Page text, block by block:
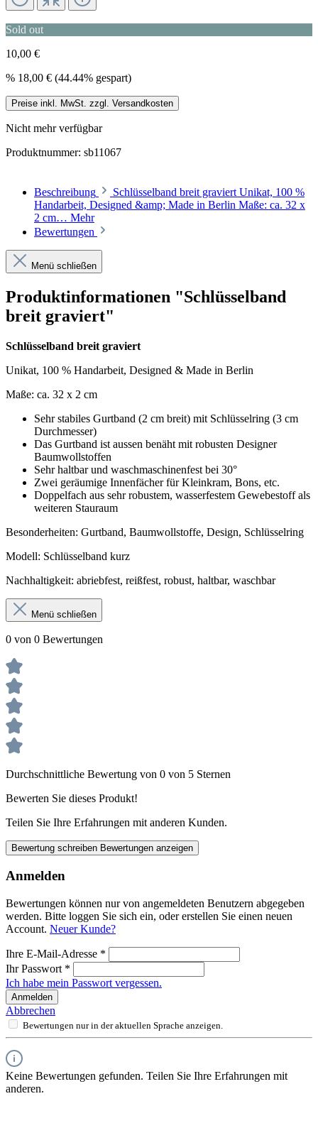
Sold out
10,00 €
% 18,00 € (44.44% gespart)
Preise inkl. MwSt. zzgl. Versandkosten
Nicht mehr verfügbar
Produktnummer: sb11067
Beschreibung
Schlüsselband breit graviert Unikat, 100 %
Handarbeit, Designed &amp; Made in Berlin Maße: ca. 32 x
2 cm… Mehr
Bewertungen
Menü schließen
Produktinformationen "Schlüsselband
breit graviert"
Schlüsselband breit graviert
Unikat, 100 % Handarbeit, Designed & Made in Berlin
Maße: ca. 32 x 2 cm
Sehr stabiles Gurtband (2 cm breit) mit Schlüsselring (3 cm
Durchmesser)
Das Gurtband ist aussen benäht mit robusten Designer
Baumwollstoffen
Sehr haltbar und waschmaschinenfest bei 30°
Zwei geräumige Innenfächer für Kleinkram, Bons, etc.
Doppelfach aus sehr robustem, wasserfestem Gewebestoff als
weiteren Stauraum
Besonderheiten: Gurtband, Baumwollstoffe, Design, Schlüsselring
Modell: Schlüsselband kurz
Nachhaltigkeit: abriebfest, reißfest, robust, haltbar, waschbar
Menü schließen
0 von 0 Bewertungen
Durchschnittliche Bewertung von 0 von 5 Sternen
Bewerten Sie dieses Produkt!
Teilen Sie Ihre Erfahrungen mit anderen Kunden.
Bewertung schreiben Bewertungen anzeigen
Anmelden
Bewertungen können nur von angemeldeten Benutzern abgegeben
werden. Bitte loggen Sie sich ein, oder erstellen Sie einen neuen
Account. Neuer Kunde?
Ihre E-Mail-Adresse *
Ihr Passwort *
Ich habe mein Passwort vergessen.
Anmelden
Abbrechen
Bewertungen nur in der aktuellen Sprache anzeigen.
Keine Bewertungen gefunden. Teilen Sie Ihre Erfahrungen mit
anderen.